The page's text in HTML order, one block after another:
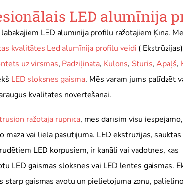
LED alumīnija
LED alumīnija profilu ražotājiem Ķīnā.
kvalitātes Led alumīnija profilu veidi (
uz virsmas, Padziļināta, Kulons, Stūris, Apaļš,
LED sloksnes gaisma. Mēs varam jums palīdzēt
kvalitātes novērtēšanai.
ražotāja rūpnīca, mēs darīsim visu
maza vai liela pasūtījuma. LED ekstrūzijas, sauktas
LED korpusiem, ir kanāli vai vadotnes, kas
LED gaismas sloksnes vai LED lentes gaismas.
starp gaismas avotu un pielietojuma zonu,